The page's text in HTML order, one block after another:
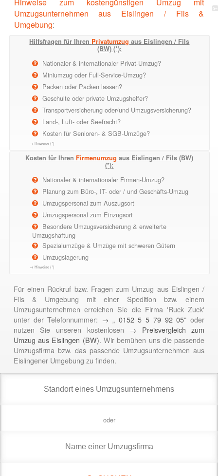
Umzugsunternehmen aus Eislingen / Fils &
Umgebung:
Hilfsfragen für Ihren Privatumzug aus Eislingen / Fils
(BW) (*):
Nationaler & internationaler Privat-Umzug?
Miniumzug oder Full-Service-Umzug?
Packen oder Packen lassen?
Geschulte oder private Umzugshelfer?
Transportversicherung oder/und Umzugsversicherung?
Land-, Luft- oder Seefracht?
Kosten für Senioren- & SGB-Umzüge?
→ Hinweise (*)
Kosten für Ihren Firmenumzug aus Eislingen / Fils (BW)
(*):
Nationaler & internationaler Firmen-Umzug?
Planung zum Büro-, IT- oder / und Geschäfts-Umzug
Umzugspersonal zum Auszugsort
Umzugspersonal zum Einzugsort
Besondere Umzugsversicherung & erweiterte
Umzugshaftung
Spezialumzüge & Umzüge mit schweren Gütern
Umzugslagerung
→ Hinweise (*)
Für einen Rückruf bzw. Fragen zum Umzug aus Eislingen /
Fils & Umgebung mit einer Spedition bzw. einem
Umzugsunternehmen erreichen Sie die Firma 'Ruck Zuck'
unter der Telefonnummer: → „ 0152 5 5 79 92 05” oder
nutzen Sie unseren kostenlosen → Preisvergleich zum
Umzug aus Eislingen (BW). Wir bemühen uns die passende
Umzugsfirma bzw. das passende Umzugsunternehmen aus
Eislingener Umgebung zu finden.
oder